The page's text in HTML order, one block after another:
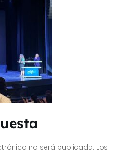
no será publicada. Los